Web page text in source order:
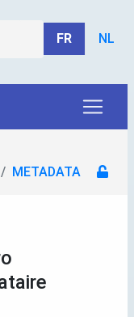
FR NL
METADATA